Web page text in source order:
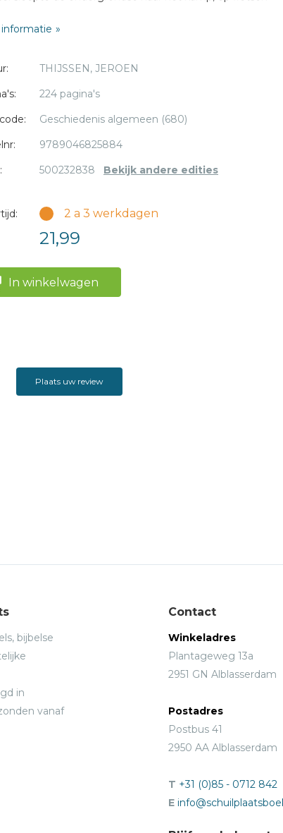
gevaar van ontdekking en deportatie legde grote druk
jaar lang bleef het dorp verborgen. Maar op 29
1944 ging het mis: twee SS'ers ontdekten het kamp.
op een achttal na. Zij moesten hun eigen graf
en werden standrechtelijk geëxecuteerd, een zesjarig
THIJSSEN, JEROEN
224 pagina's
Geschiedenis algemeen (680)
9789046825884
500232838 Bekijk andere edities
2 a 3 werkdagen
21,99
In winkelwagen
Plaats uw review
bijbelse
in
vanaf
Contact
Winkeladres
Plantageweg 13a
2951 GN Alblasserdam
Postadres
Postbus 41
2950 AA Alblasserdam
T +31 (0)85 - 0712 842
E